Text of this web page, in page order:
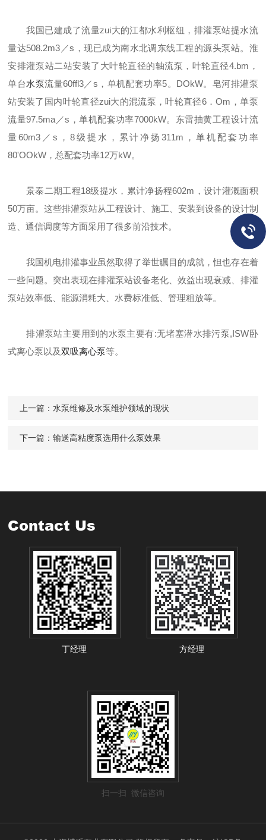
我国已建成了流量zui大的江都水利枢纽，排灌泵站提水流
量达508.2m3／s，现已成为南水北调东线工程的源头泵站。淮
安排灌泵站二站安装了大叶轮直径的轴流泵，叶轮直径4.bm，
单台水泵流量60ffl3／s，单机配套功率5。DOkW。皂河排灌泵
站安装了国内叶轮直径zui大的混流泵，叶轮直径6．Om，单泵
流量97.5ma／s，单机配套功率7000kW。东雷抽黄工程设计流
量60m3／s，8级提水，累计净扬311m，单机配套功率
80'OOkW，总配套功率12万kW。
景泰二期工程18级提水，累计净扬程602m，设计灌溉面积
50万亩。这些排灌泵站从工程设计、施工、安装到设备的设计制
造、通信调度等方面采用了很多前沿技术。
我国机电排灌事业虽然取得了举世瞩目的成就，怛也存在着
一些问题。突出表现在排灌泵站设备老化、效益出现衰减、排灌
泵站效率低、能源消耗大、水费标准低、管理粗放等。
排灌泵站主要用到的水泵主要有:无堵塞潜水排污泵,ISW卧
式离心泵以及双吸离心泵等。
上一篇：水泵维修及水泵维护领域的现状
下一篇：输送高粘度泵选用什么泵效果
Contact Us
丁经理 方经理
扫一扫 微信咨询